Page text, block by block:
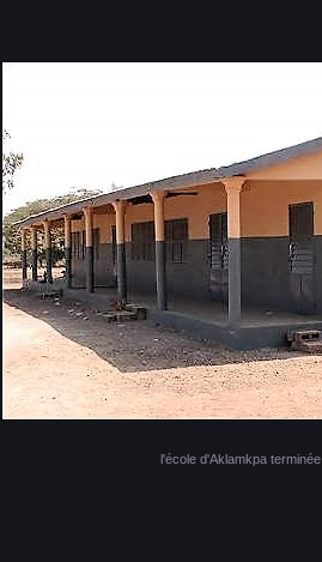
l'école d'Aklamkpa terminée